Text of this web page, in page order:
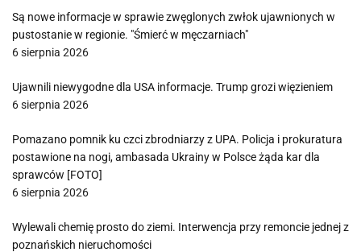
Są nowe informacje w sprawie zwęglonych zwłok ujawnionych w
pustostanie w regionie. "Śmierć w męczarniach"
6 sierpnia 2026
Ujawnili niewygodne dla USA informacje. Trump grozi więzieniem
6 sierpnia 2026
Pomazano pomnik ku czci zbrodniarzy z UPA. Policja i prokuratura
postawione na nogi, ambasada Ukrainy w Polsce żąda kar dla
sprawców [FOTO]
6 sierpnia 2026
Wylewali chemię prosto do ziemi. Interwencja przy remoncie jednej z
poznańskich nieruchomości